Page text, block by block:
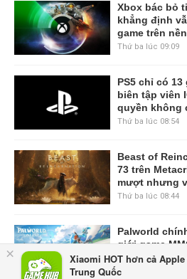
×
Xiaomi HOT hơn cả Apple
Trung Quốc
Xbox bác bỏ
khẳng định
game trên
Thứ ba lúc 09:09
PS5 chỉ có
biên tập viên
quyền không
Thứ ba lúc 08:54
Beast of
73 trên
mượt nhưng
Thứ ba lúc 08:44
Palworld
giới game
Garena công
Thứ hai lúc 17:29